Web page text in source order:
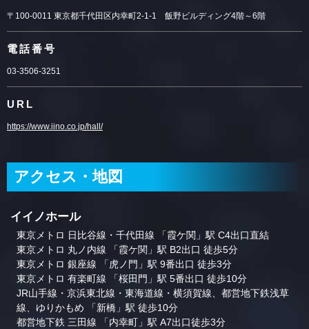
〒100-0011 東京都千代田区内幸町2-1-1 飯野ビルディング4階～6階
電話番号
03-3506-3251
URL
https://www.iino.co.jp/hall/
アクセス・地図
イイノホール
東京メトロ 日比谷線・千代田線 「霞ケ関」駅 C4出口直結
東京メトロ 丸ノ内線 「霞ケ関」駅 B2出口 徒歩5分
東京メトロ 銀座線 「虎ノ門」駅 9番出口 徒歩3分
東京メトロ 有楽町線 「桜田門」駅 5番出口 徒歩10分
JR山手線・京浜東北線・東海道線・横須賀線、都営地下鉄浅草
線、ゆりかもめ 「新橋」駅 徒歩10分
都営地下鉄 三田線 「内幸町」駅 A7出口徒歩3分